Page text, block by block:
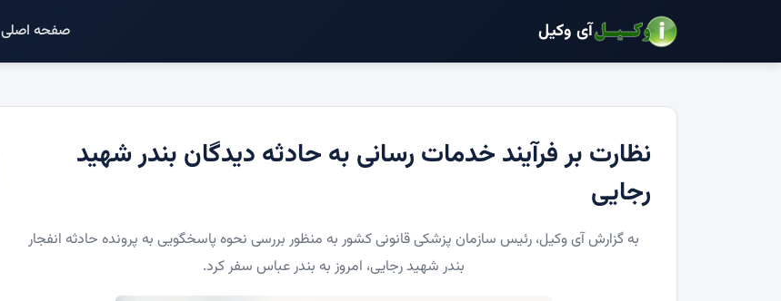
آی وکیل صفحه اصلی
نظارت بر فرآیند خدمات رسانی به حادثه دیدگان بندر شهید
رجایی
به گزارش آی وکیل، رئیس سازمان پزشکی قانونی کشور به منظور بررسی نحوه پاسخگویی به پرونده حادثه انفجار
بندر شهید رجایی، امروز به بندر عباس سفر کرد.